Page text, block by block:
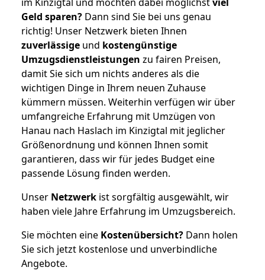
Geld sparen? Dann sind Sie bei uns genau
richtig! Unser Netzwerk bieten Ihnen
zuverlässige und kostengünstige
Umzugsdienstleistungen zu fairen Preisen,
damit Sie sich um nichts anderes als die
wichtigen Dinge in Ihrem neuen Zuhause
kümmern müssen. Weiterhin verfügen wir über
umfangreiche Erfahrung mit Umzügen von
Hanau nach Haslach im Kinzigtal mit jeglicher
Größenordnung und können Ihnen somit
garantieren, dass wir für jedes Budget eine
passende Lösung finden werden.
Unser Netzwerk ist sorgfältig ausgewählt, wir
haben viele Jahre Erfahrung im Umzugsbereich.
Sie möchten eine Kostenübersicht? Dann holen
Sie sich jetzt kostenlose und unverbindliche
Angebote.